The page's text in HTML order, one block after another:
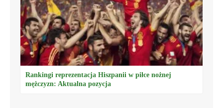
Rankingi reprezentacja Hiszpanii w piłce nożnej
mężczyzn: Aktualna pozycja